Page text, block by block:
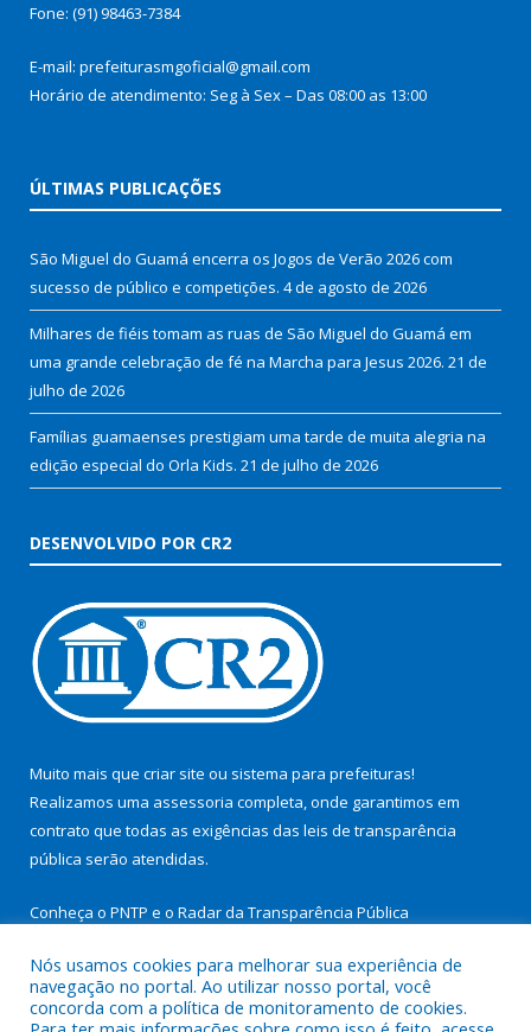
Fone: (91) 98463-7384
E-mail: prefeiturasmgoficial@gmail.com
Horário de atendimento: Seg à Sex – Das 08:00 as 13:00
ÚLTIMAS PUBLICAÇÕES
São Miguel do Guamá encerra os Jogos de Verão 2026 com
sucesso de público e competições. 4 de agosto de 2026
Milhares de fiéis tomam as ruas de São Miguel do Guamá em
uma grande celebração de fé na Marcha para Jesus 2026. 21 de
julho de 2026
Famílias guamaenses prestigiam uma tarde de muita alegria na
edição especial do Orla Kids. 21 de julho de 2026
DESENVOLVIDO POR CR2
Muito mais que criar site ou sistema para prefeituras!
Realizamos uma assessoria completa, onde garantimos em
contrato que todas as exigências das leis de transparência
pública serão atendidas.
Conheça o PNTP e o Radar da Transparência Pública
Nós usamos cookies para melhorar sua experiência de
navegação no portal. Ao utilizar nosso portal, você
concorda com a política de monitoramento de cookies.